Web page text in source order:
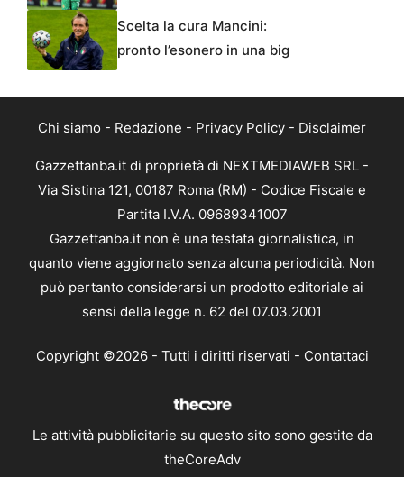
Scelta la cura Mancini:
pronto l’esonero in una big
Chi siamo - Redazione - Privacy Policy - Disclaimer
Gazzettanba.it di proprietà di NEXTMEDIAWEB SRL -
Via Sistina 121, 00187 Roma (RM) - Codice Fiscale e
Partita I.V.A. 09689341007
Gazzettanba.it non è una testata giornalistica, in
quanto viene aggiornato senza alcuna periodicità. Non
può pertanto considerarsi un prodotto editoriale ai
sensi della legge n. 62 del 07.03.2001
Copyright ©2026 - Tutti i diritti riservati - Contattaci
Le attività pubblicitarie su questo sito sono gestite da
theCoreAdv